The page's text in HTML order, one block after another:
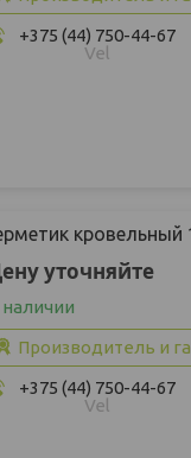
+375 (44) 750-44-67
Vel
кровельный
уточняйте
Производитель и
+375 (44) 750-44-67
Vel